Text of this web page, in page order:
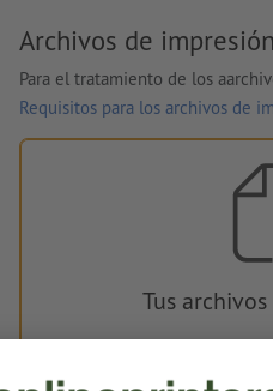
Archivos de impresión
Para el tratamiento de los
Requisitos para los archivos de
Tus
Puedes subir tus archivos de